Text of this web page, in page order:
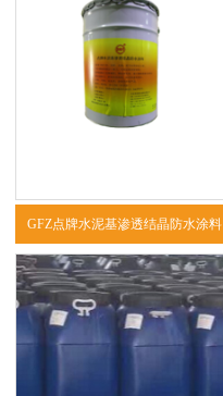
GFZ点牌水泥基渗透结晶防水涂料